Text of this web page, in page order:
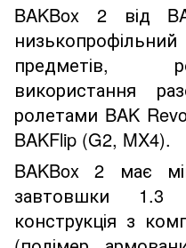
BAKBox 2 від
предметів,
використання
ролетами BAK
BAKFlip (G2, MX4).
BAKBox 2 має
завтовшки 1.3
конструкція з